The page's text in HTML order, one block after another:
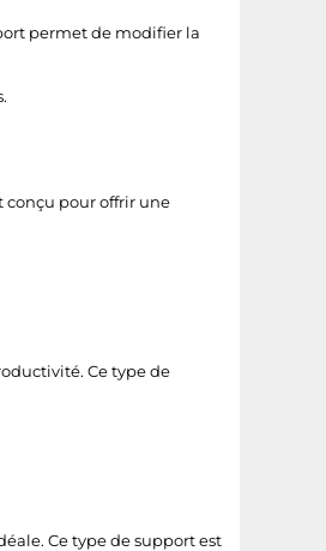
permet de modifier la
conçu pour offrir une
Ce type de
Ce type de support est